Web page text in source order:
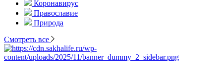
Коронавирус
Православие
Природа
Смотреть все